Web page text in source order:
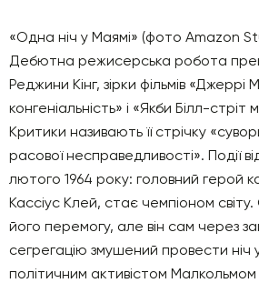
«Одна ніч у Маямі» (фото Amazon
Дебютна режисерська робота
Реджини Кінг, зірки фільмів «Джеррі
конгеніальність» і «Якби Білл-стріт
Критики називають її стрічку
расової несправедливості». Події
лютого 1964 року: головний герой
Кассіус Клей, стає чемпіоном
його перемогу, але він сам через
сегрегацію змушений провести ніч
політичним активістом Малкольмом